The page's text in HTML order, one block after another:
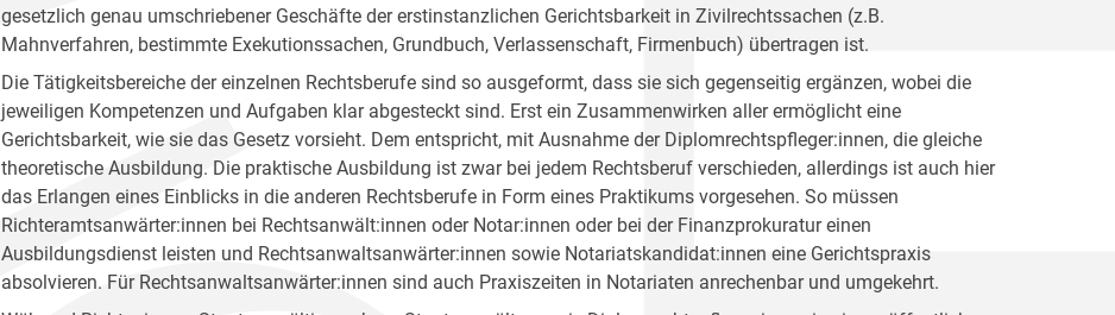
gesetzlich genau umschriebener Geschäfte der erstinstanzlichen Gerichtsbarkeit in Zivilrechtssachen (z.B.
Mahnverfahren, bestimmte Exekutionssachen, Grundbuch, Verlassenschaft, Firmenbuch) übertragen ist.
Die Tätigkeitsbereiche der einzelnen Rechtsberufe sind so ausgeformt, dass sie sich gegenseitig ergänzen, wobei die
jeweiligen Kompetenzen und Aufgaben klar abgesteckt sind. Erst ein Zusammenwirken aller ermöglicht eine
Gerichtsbarkeit, wie sie das Gesetz vorsieht. Dem entspricht, mit Ausnahme der Diplomrechtspfleger:innen, die gleiche
theoretische Ausbildung. Die praktische Ausbildung ist zwar bei jedem Rechtsberuf verschieden, allerdings ist auch hier
das Erlangen eines Einblicks in die anderen Rechtsberufe in Form eines Praktikums vorgesehen. So müssen
Richteramtsanwärter:innen bei Rechtsanwält:innen oder Notar:innen oder bei der Finanzprokuratur einen
Ausbildungsdienst leisten und Rechtsanwaltsanwärter:innen sowie Notariatskandidat:innen eine Gerichtspraxis
absolvieren. Für Rechtsanwaltsanwärter:innen sind auch Praxiszeiten in Notariaten anrechenbar und umgekehrt.